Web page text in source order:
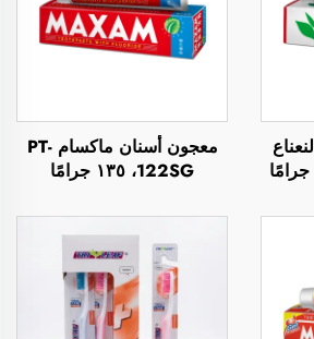
معجون أسنان ماكسام PT-
122SG، ١٣٥ جرامًا